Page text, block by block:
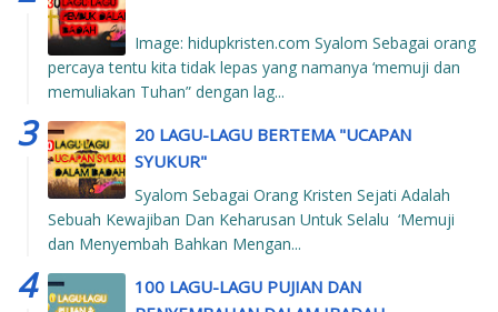
Image: hidupkristen.com Syalom Sebagai orang
percaya tentu kita tidak lepas yang namanya ‘memuji dan
memuliakan Tuhan” dengan lag...
20 LAGU-LAGU BERTEMA "UCAPAN
SYUKUR"
Syalom Sebagai Orang Kristen Sejati Adalah
Sebuah Kewajiban Dan Keharusan Untuk Selalu ‘Memuji
dan Menyembah Bahkan Mengan...
100 LAGU-LAGU PUJIAN DAN